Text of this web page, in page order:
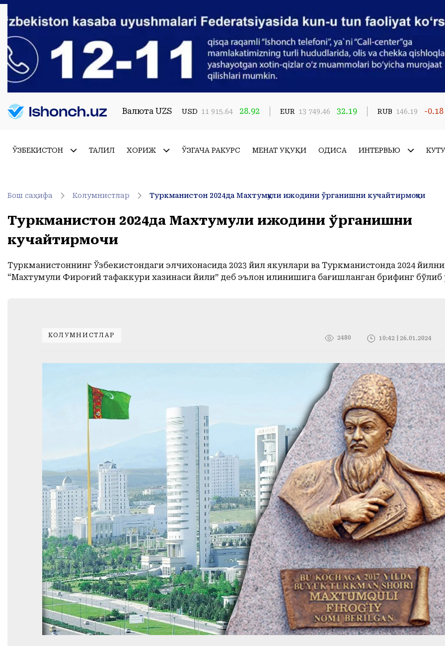
Валюта UZS USD 11 915.64 28.92 EUR 13 749.46 32.19 RUB 146.19 -0.18
ЎЗБЕКИСТОН ТАҲЛИЛ ХОРИЖ ЎЗГАЧА РАКУРС МЕҲНАТ ҲУҚУҚИ ҲОДИСА ИНТЕРВЬЮ
Бош саҳифа Колумнистлар Туркманистон 2024да Махтумқули ижодини ўрганишни кучайтирмоқчи
Туркманистон 2024да Махтумқули ижодини ўрганишни
кучайтирмоқчи
Туркманистоннинг Ўзбекистондаги элчихонасида 2023 йил якунлари ва Туркманистонда 2024
“Махтумқули Фироғий тафаккури хазинаси йили” деб эълон қилинишига бағишланган брифинг бўлиб
КОЛУМНИСТЛАР 2480 10:42 | 26.01.2024